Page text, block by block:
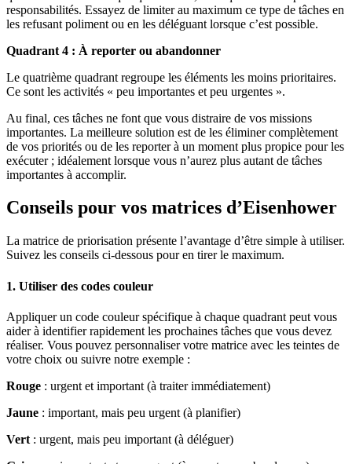
responsabilités. Essayez de limiter au maximum ce type de tâches en
les refusant poliment ou en les déléguant lorsque c’est possible.
Quadrant 4 : À reporter ou abandonner
Le quatrième quadrant regroupe les éléments les moins prioritaires.
Ce sont les activités « peu importantes et peu urgentes ».
Au final, ces tâches ne font que vous distraire de vos missions
importantes. La meilleure solution est de les éliminer complètement
de vos priorités ou de les reporter à un moment plus propice pour les
exécuter ; idéalement lorsque vous n’aurez plus autant de tâches
importantes à accomplir.
Conseils pour vos matrices d’Eisenhower
La matrice de priorisation présente l’avantage d’être simple à utiliser.
Suivez les conseils ci-dessous pour en tirer le maximum.
1. Utiliser des codes couleur
Appliquer un code couleur spécifique à chaque quadrant peut vous
aider à identifier rapidement les prochaines tâches que vous devez
réaliser. Vous pouvez personnaliser votre matrice avec les teintes de
votre choix ou suivre notre exemple :
Rouge : urgent et important (à traiter immédiatement)
Jaune : important, mais peu urgent (à planifier)
Vert : urgent, mais peu important (à déléguer)